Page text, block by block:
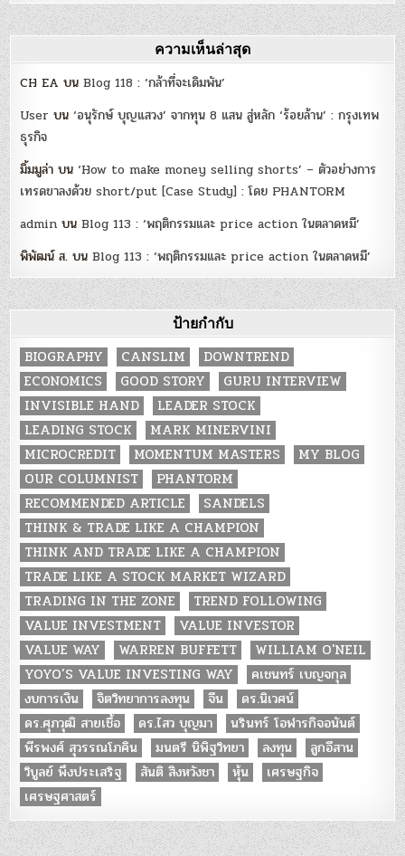
ความเห็นล่าสุด
CH EA บนBlog 118 : ‘กล้าที่จะเดิมพัน’
User บน‘อนุรักษ์ บุญแสวง’ จากทุน 8 แสน สู่หลัก ‘ร้อยล้าน’ : กรุงเทพ
ธุรกิจ
มิ้มมูล่า บน‘How to make money selling shorts’ – ตัวอย่างการ
เทรดขาลงด้วย short/put [Case Study] : โดย PHANTORM
admin บนBlog 113 : ‘พฤติกรรมและ price action ในตลาดหมี’
พิพัฒน์ ส. บนBlog 113 : ‘พฤติกรรมและ price action ในตลาดหมี’
ป้ายกำกับ
BIOGRAPHY CANSLIM
DOWNTREND
ECONOMICS
GOOD STORY
GURU INTERVIEW
INVISIBLE HAND
LEADER STOCK
LEADING STOCK
MARK MINERVINI
MICROCREDIT
MOMENTUM MASTERS
MY BLOG
OUR COLUMNIST
PHANTORM
RECOMMENDED ARTICLE
SANDELS
THINK & TRADE LIKE A CHAMPION
THINK AND TRADE LIKE A CHAMPION
TRADE LIKE A STOCK MARKET WIZARD
TRADING IN THE ZONE
TREND FOLLOWING
VALUE INVESTMENT
VALUE INVESTOR
VALUE WAY
WARREN BUFFETT
WILLIAM O'NEIL
YOYO’S VALUE INVESTING WAY
คเชนทร์ เบญจกุล
งบการเงิน
จิตวิทยาการลงทุน จีน
ดร.นิเวศน์
ดร.ศุภวุฒิ สายเชื้อ
ดร.ไสว บุญมา
นรินทร์ โอฬารกิจอนันต์
พีรพงศ์ สุวรรณโภคิน
มนตรี นิพิฐวิทยา ลงทุน
ลูกอีสาน
วิบูลย์ พึงประเสริฐ
สันติ สิงหวังชา หุ้น
เศรษฐกิจ
เศรษฐศาสตร์